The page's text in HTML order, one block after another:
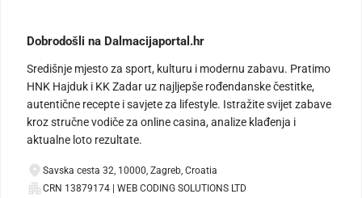
Dobrodošli na Dalmacijaportal.hr
Središnje mjesto za sport, kulturu i modernu zabavu. Pratimo
HNK Hajduk i KK Zadar uz najljepše rođendanske čestitke,
autentične recepte i savjete za lifestyle. Istražite svijet zabave
kroz stručne vodiče za online casina, analize klađenja i
aktualne loto rezultate.
Savska cesta 32, 10000, Zagreb, Croatia
CRN 13879174 | WEB CODING SOLUTIONS LTD